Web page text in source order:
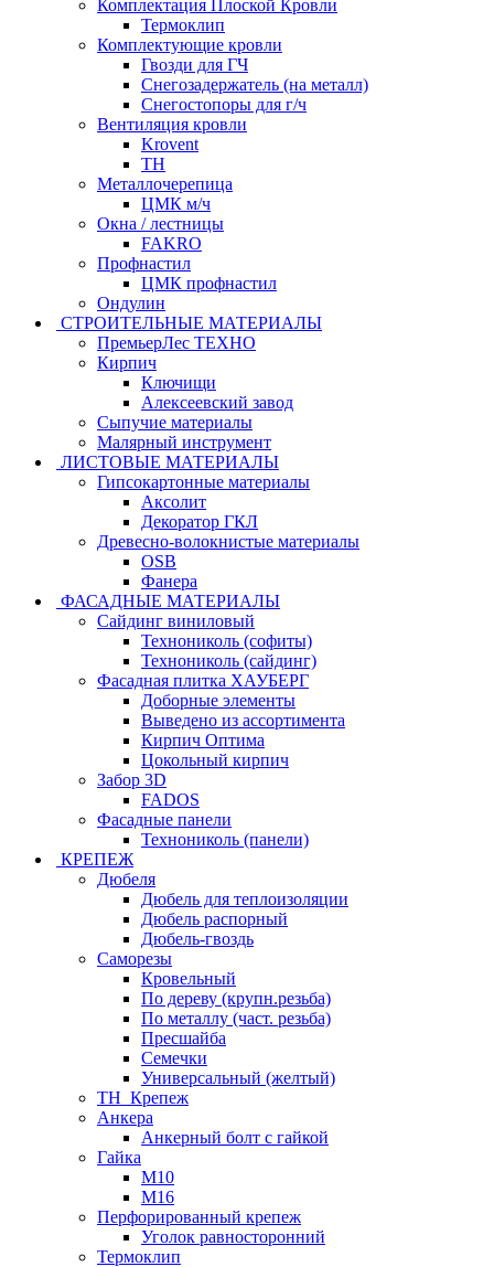
Комплектация Плоской Кровли
Термоклип
Комплектующие кровли
Гвозди для ГЧ
Снегозадержатель (на металл)
Снегостопоры для г/ч
Вентиляция кровли
Krovent
ТН
Металлочерепица
ЦМК м/ч
Окна / лестницы
FAKRO
Профнастил
ЦМК профнастил
Ондулин
СТРОИТЕЛЬНЫЕ МАТЕРИАЛЫ
ПремьерЛес ТЕХНО
Кирпич
Ключищи
Алексеевский завод
Сыпучие материалы
Малярный инструмент
ЛИСТОВЫЕ МАТЕРИАЛЫ
Гипсокартонные материалы
Аксолит
Декоратор ГКЛ
Древесно-волокнистые материалы
OSB
Фанера
ФАСАДНЫЕ МАТЕРИАЛЫ
Сайдинг виниловый
Технониколь (софиты)
Технониколь (сайдинг)
Фасадная плитка ХАУБЕРГ
Доборные элементы
Выведено из ассортимента
Кирпич Оптима
Цокольный кирпич
Забор 3D
FADOS
Фасадные панели
Технониколь (панели)
КРЕПЕЖ
Дюбеля
Дюбель для теплоизоляции
Дюбель распорный
Дюбель-гвоздь
Саморезы
Кровельный
По дереву (крупн.резьба)
По металлу (част. резьба)
Пресшайба
Семечки
Универсальный (желтый)
ТН_Крепеж
Анкера
Анкерный болт с гайкой
Гайка
М10
М16
Перфорированный крепеж
Уголок равносторонний
Термоклип